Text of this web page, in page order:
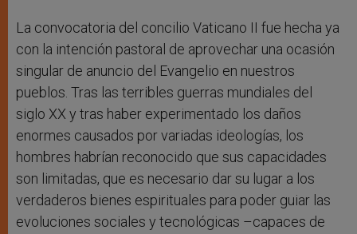
La convocatoria del concilio Vaticano II fue hecha ya
con la intención pastoral de aprovechar una ocasión
singular de anuncio del Evangelio en nuestros
pueblos. Tras las terribles guerras mundiales del
siglo XX y tras haber experimentado los daños
enormes causados por variadas ideologías, los
hombres habrían reconocido que sus capacidades
son limitadas, que es necesario dar su lugar a los
verdaderos bienes espirituales para poder guiar las
evoluciones sociales y tecnológicas –capaces de